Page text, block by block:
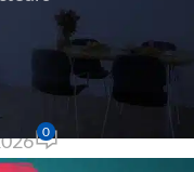
2026 à
0